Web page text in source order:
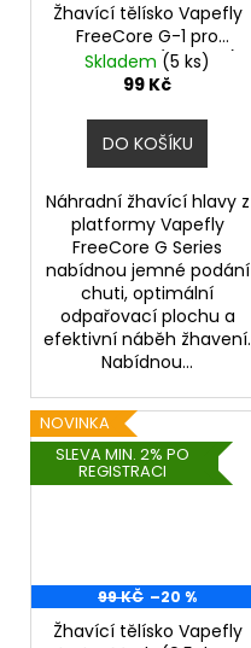
Žhavící tělísko Vapefly
FreeCore G-1 pro
Galaxies Air (0,8ohm)
(1ks)
Skladem (5 ks)
99 Kč
DO KOŠÍKU
Náhradní žhavící hlavy z
platformy Vapefly
FreeCore G Series
nabídnou jemné podání
chuti, optimální
odpařovací plochu a
efektivní náběh žhavení.
Nabídnou...
NOVINKA
SLEVA MIN. 2% PO
REGISTRACI
99 KČ –20 %
Žhavící tělísko Vapefly